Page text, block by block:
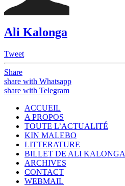
Ali Kalonga
Tweet
Share
share with Whatsapp
share with Telegram
ACCUEIL
A PROPOS
TOUTE L’ACTUALITÉ
KIN MALEBO
LITTERATURE
BILLET DE ALI KALONGA
ARCHIVES
CONTACT
WEBMAIL